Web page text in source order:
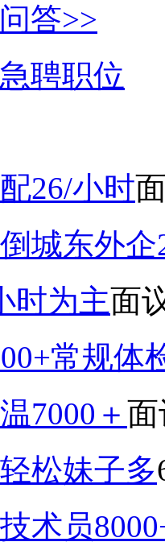
答>>
聘职位
26/小时
城东外企
时为主面
常规体
7000＋
松妹子多
术员